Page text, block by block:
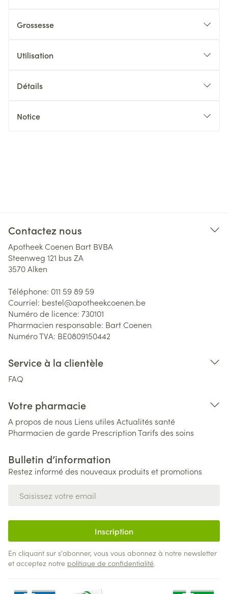
Grossesse
Utilisation
Détails
Notice
Contactez nous
Apotheek Coenen Bart BVBA
Steenweg 121 bus ZA
3570Alken
Téléphone: 011 59 89 59
Courriel: bestel@apotheekcoenen.be
Numéro de licence: 730101
Pharmacien responsable: Bart Coenen
Numéro TVA: BE0809150442
Service à la clientèle
FAQ
Votre pharmacie
A propos de nous Liens utiles Actualités santé
Pharmacien de garde PrescriptionTarifs des soins
Bulletin d’information
Restez informé des nouveaux produits et promotions
Inscription
En cliquant sur s'abonner, vous vous abonnez à notre newsletter
et acceptez notre politique de confidentialité.